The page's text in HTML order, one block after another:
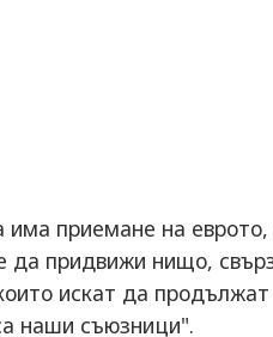
има приемане на
придвижи нищо,
искат да
наши съюзници".